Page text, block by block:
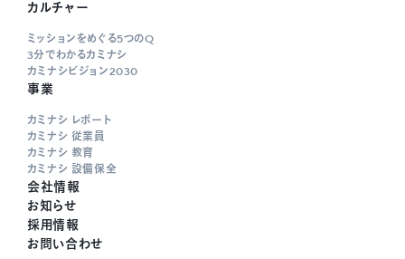
カルチャー
ミッションをめぐる5つのQ
3分でわかるカミナシ
カミナシビジョン2030
事業
カミナシ レポート
カミナシ 従業員
カミナシ 教育
カミナシ 設備保全
会社情報
お知らせ
採用情報
お問い合わせ